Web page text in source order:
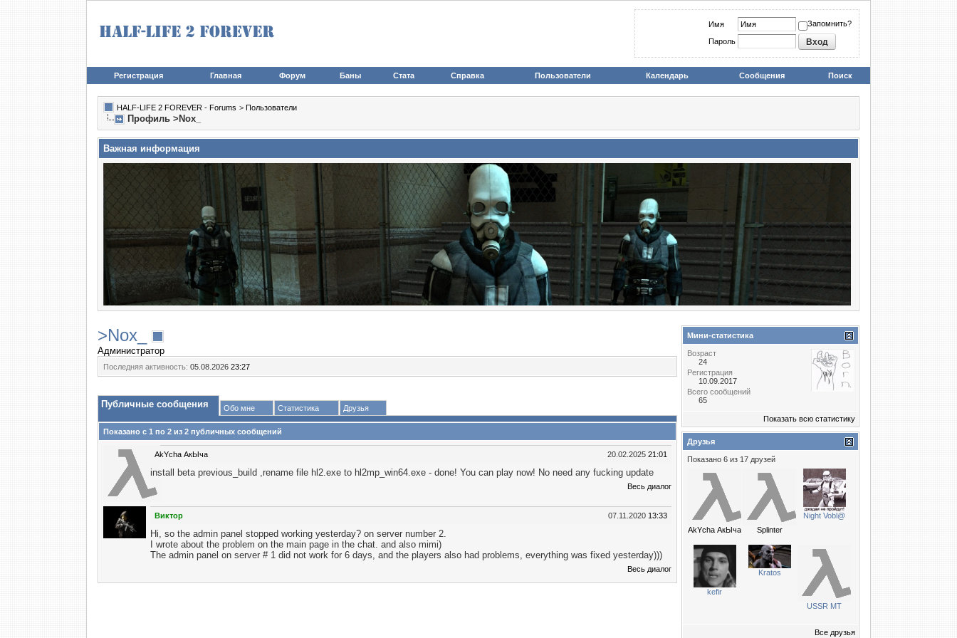
Имя Запомнить?
Пароль
Регистрация Главная Форум Баны Стата Справка Пользователи Календарь Сообщения Поиск
HALF-LIFE 2 FOREVER - Forums > Пользователи
Профиль >Nox_
Важная информация
>Nox_
Администратор
Последняя активность: 05.08.2026 23:27
Публичные сообщения Обо мне Статистика Друзья
Показано с 1 по 2 из 2 публичных сообщений
20.02.2025 21:01
AkYcha АкЫча
install beta previous_build ,rename file hl2.exe to hl2mp_win64.exe - done! You can play now! No need any fucking update
Весь диалог
07.11.2020 13:33
Виктор
Hi, so the admin panel stopped working yesterday? on server number 2.
I wrote about the problem on the main page in the chat. and also mimi)
The admin panel on server # 1 did not work for 6 days, and the players also had problems, everything was fixed yesterday)))
Весь диалог
Мини-статистика
Возраст
24
Регистрация
10.09.2017
Всего сообщений
65
Показать всю статистику
Друзья
Показано 6 из 17 друзей
AkYcha АкЫча Splinter
Night Vobl@
kefir
Kratos
USSR MT
Все друзья